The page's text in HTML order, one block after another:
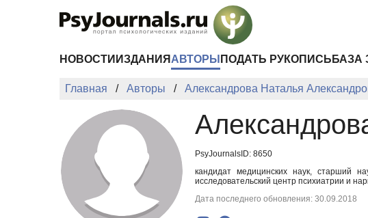
НОВОСТИ ИЗДАНИЯ АВТОРЫ ПОДАТЬ РУКОПИСЬ БАЗА
Главная Авторы Александрова Наталья
PsyJournalsID: 8650
кандидат медицинских наук, старший
исследовательский центр психиатрии и
Дата последнего обновления: 30.09.2018